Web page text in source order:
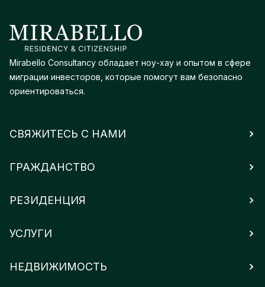
Mirabello Consultancy обладает ноу-хау и опытом в сфере
миграции инвесторов, которые помогут вам безопасно
ориентироваться.
СВЯЖИТЕСЬ С НАМИ
ГРАЖДАНСТВО
РЕЗИДЕНЦИЯ
УСЛУГИ
НЕДВИЖИМОСТЬ